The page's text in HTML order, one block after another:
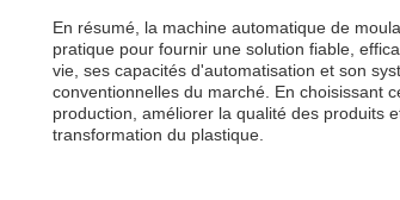
En résumé, la machine automatique de
pratique pour fournir une solution fiable,
vie, ses capacités d'automatisation et son
conventionnelles du marché. En choisissant
production, améliorer la qualité des produits
transformation du plastique.